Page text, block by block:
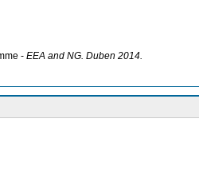
- EEA and NG. Duben 2014.